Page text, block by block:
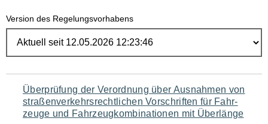
Version des Regelungsvorhabens
Navigation
für
Überprüfung der Verordnung über Ausnahmen von
straßenverkehrsrechtlichen Vorschriften für Fahr-
zeuge und Fahrzeugkombinationen mit Überlänge